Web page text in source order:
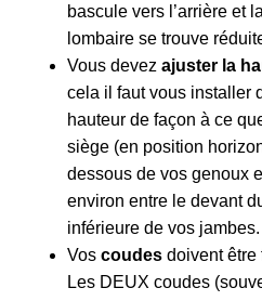
bascule vers l’arrière et
lombaire se trouve
Vous devezajuster la
cela il faut vous installer
hauteur de façon à ce
siège (en position
dessous de vos genoux
environ entre le devant
inférieure de vos jambes.
Voscoudes doivent
Les DEUX coudes